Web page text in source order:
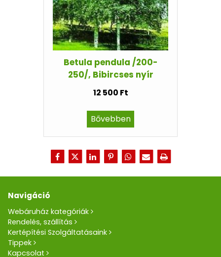
Betula pendula /200-
250/, Bibircses nyír
12 500 Ft
Bővebben
Navigáció
Webáruház kategóriák
Rendelés, szállítás
Kertépítési Szolgáltatásaink
Tippek
Kapcsolat